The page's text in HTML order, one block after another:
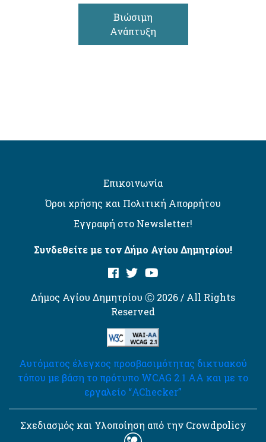
Βιώσιμη
Ανάπτυξη
Επικοινωνία
Όροι χρήσης και Πολιτική Απορρήτου
Εγγραφή στο Newsletter!
Συνδεθείτε με τον Δήμο Αγίου Δημητρίου!
Δήμος Αγίου Δημητρίου Ⓒ 2026 / All Rights
Reserved
Αυτόματος έλεγχος προσβασιμότητας δικτυακού
τόπου με βάση το πρότυπο WCAG 2.1 AA και με το
εργαλείο “AChecker”
Σχεδιασμός και Υλοποίηση από την Crowdpolicy